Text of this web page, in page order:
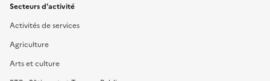
Secteurs d'activité
Activités de services
Agriculture
Arts et culture